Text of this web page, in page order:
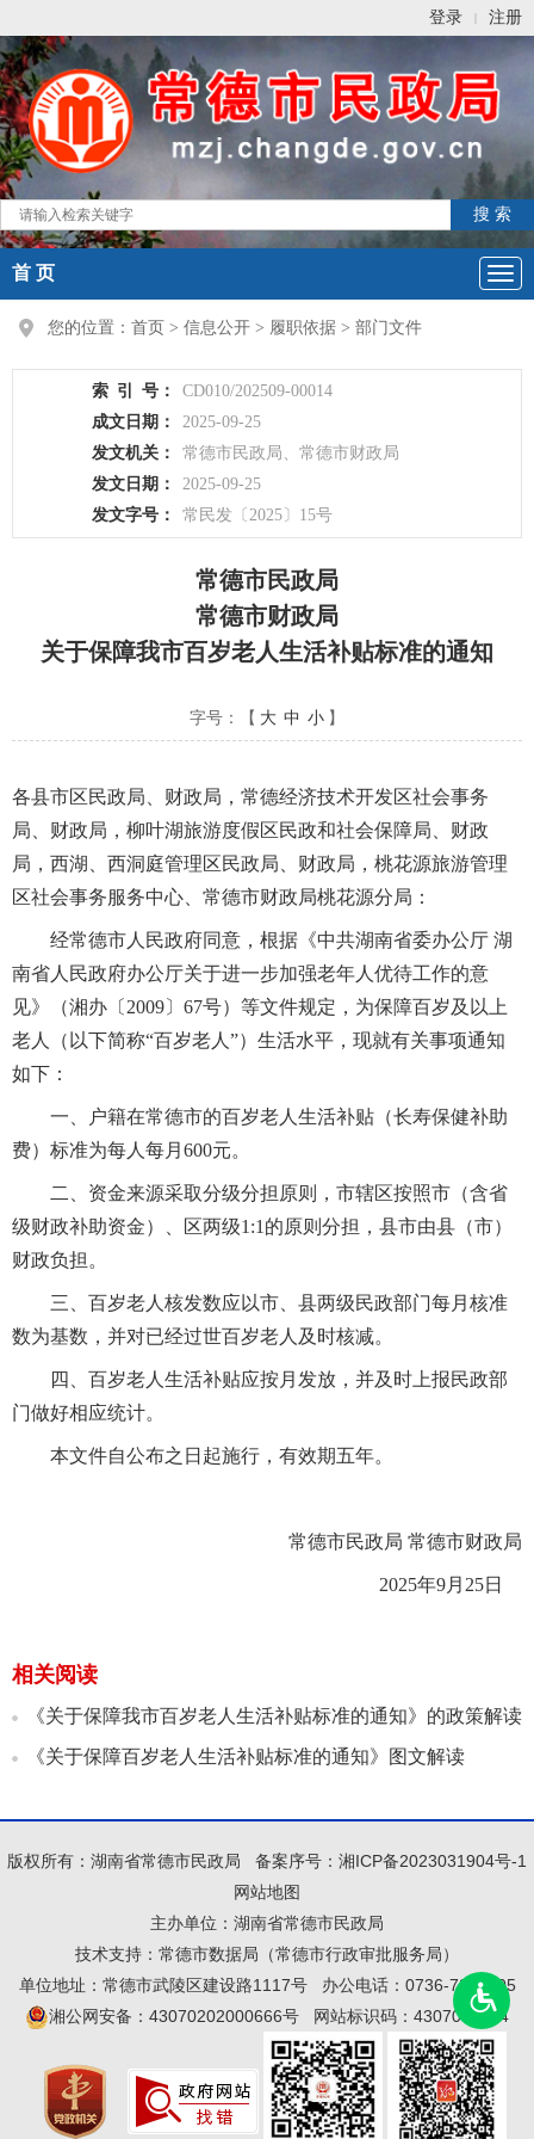
登录 | 注册
首 页
您的位置： 首页 > 信息公开 > 履职依据 > 部门文件
索 引 号：
CD010/202509-00014
成文日期：
2025-09-25
发文机关：
常德市民政局、常德市财政局
发文日期：
2025-09-25
发文字号：
常民发〔2025〕15号
常德市民政局
常德市财政局
关于保障我市百岁老人生活补贴标准的通知
字号：【 大 中 小 】
各县市区民政局、财政局，常德经济技术开发区社会事务
局、财政局，柳叶湖旅游度假区民政和社会保障局、财政
局，西湖、西洞庭管理区民政局、财政局，桃花源旅游管理
区社会事务服务中心、常德市财政局桃花源分局：
经常德市人民政府同意，根据《中共湖南省委办公厅 湖
南省人民政府办公厅关于进一步加强老年人优待工作的意
见》（湘办〔2009〕67号）等文件规定，为保障百岁及以上
老人（以下简称“百岁老人”）生活水平，现就有关事项通知
如下：
一、户籍在常德市的百岁老人生活补贴（长寿保健补助
费）标准为每人每月600元。
二、资金来源采取分级分担原则，市辖区按照市（含省
级财政补助资金）、区两级1:1的原则分担，县市由县（市）
财政负担。
三、百岁老人核发数应以市、县两级民政部门每月核准
数为基数，并对已经过世百岁老人及时核减。
四、百岁老人生活补贴应按月发放，并及时上报民政部
门做好相应统计。
本文件自公布之日起施行，有效期五年。
常德市民政局 常德市财政局
2025年9月 25日
相关阅读
《关于保障我市百岁老人生活补贴标准的通知》的政策解读
《关于保障百岁老人生活补贴标准的通知》图文解读
版权所有：湖南省常德市民政局 备案序号： 湘ICP备2023031904号-1
网站地图
主办单位：湖南省常德市民政局
技术支持：常德市数据局（常德市行政审批服务局）
单位地址：常德市武陵区建设路1117号
办公电话：0736-7251105
湘公网安备：43070202000666号
网站标识码：4307000054